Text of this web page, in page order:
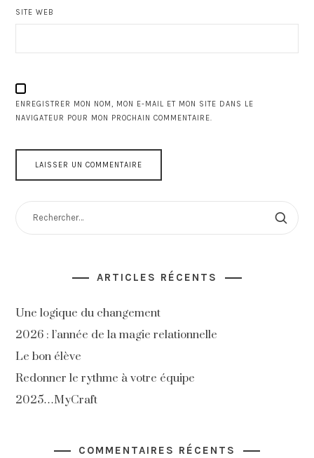
SITE WEB
ENREGISTRER MON NOM, MON E-MAIL ET MON SITE DANS LE
NAVIGATEUR POUR MON PROCHAIN COMMENTAIRE.
RECHERCHER :
ARTICLES RÉCENTS
Une logique du changement
2026 : l’année de la magie relationnelle
Le bon élève
Redonner le rythme à votre équipe
2025…MyCraft
COMMENTAIRES RÉCENTS